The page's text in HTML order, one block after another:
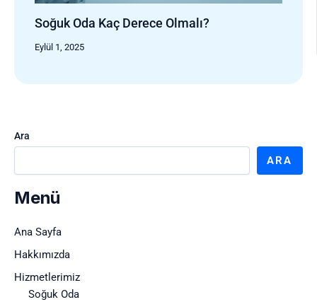
Soğuk Oda Kaç Derece Olmalı?
Eylül 1, 2025
Ara
ARA
Menü
Ana Sayfa
Hakkımızda
Hizmetlerimiz
Soğuk Oda